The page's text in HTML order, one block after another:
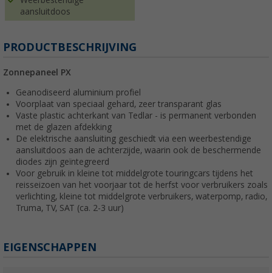
aansluitdoos
PRODUCTBESCHRIJVING
Zonnepaneel PX
Geanodiseerd aluminium profiel
Voorplaat van speciaal gehard, zeer transparant glas
Vaste plastic achterkant van Tedlar - is permanent verbonden
met de glazen afdekking
De elektrische aansluiting geschiedt via een weerbestendige
aansluitdoos aan de achterzijde, waarin ook de beschermende
diodes zijn geïntegreerd
Voor gebruik in kleine tot middelgrote touringcars tijdens het
reisseizoen van het voorjaar tot de herfst voor verbruikers zoals
verlichting, kleine tot middelgrote verbruikers, waterpomp, radio,
Truma, TV, SAT (ca. 2-3 uur)
EIGENSCHAPPEN